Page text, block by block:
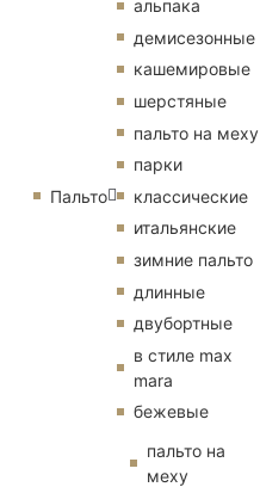
Пальто
альпака
демисезонные
кашемировые
шерстяные
пальто на меху
парки
классические
итальянские
зимние пальто
длинные
двубортные
в стиле max
mara
бежевые
пальто на
меху